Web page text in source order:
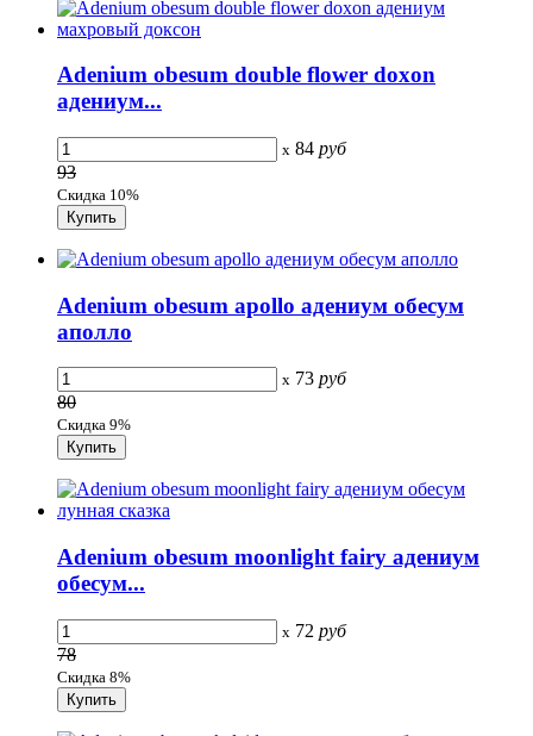
Adenium obesum double flower doxon
адениум...
x 84 руб
93
Скидка 10%
Adenium obesum apollo адениум обесум
аполло
x 73 руб
80
Скидка 9%
Adenium obesum moonlight fairy адениум
обесум...
x 72 руб
78
Скидка 8%